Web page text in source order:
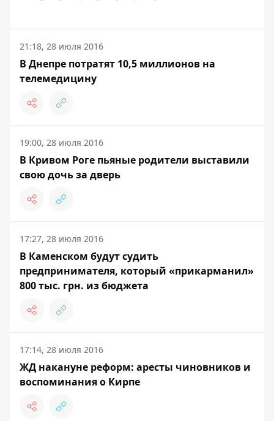
21:18, 28 июля 2016
В Днепре потратят 10,5 миллионов на
телемедицину
19:00, 28 июля 2016
В Кривом Роге пьяные родители выставили
свою дочь за дверь
17:27, 28 июля 2016
В Каменском будут судить
предпринимателя, который «прикарманил»
800 тыс. грн. из бюджета
17:14, 28 июля 2016
ЖД накануне реформ: аресты чиновников и
воспоминания о Кирпе